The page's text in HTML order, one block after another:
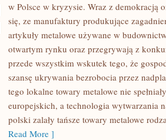
GAŁĄŹ
PRZEMYSŁU
ELEKTROMASZYNOWEGO
w Polsce w kryzysie. Wraz z demokracją
się, ze manufaktury produkujące
artykuły metalowe używane w
otwartym rynku oraz przegrywają z
przede wszystkim wskutek tego, że
szansę ukrywania bezrobocia przez
tego lokalne towary metalowe nie
europejskich, a technologia wytwarzania
polski zalały tańsze towary metalowe
Read More ]